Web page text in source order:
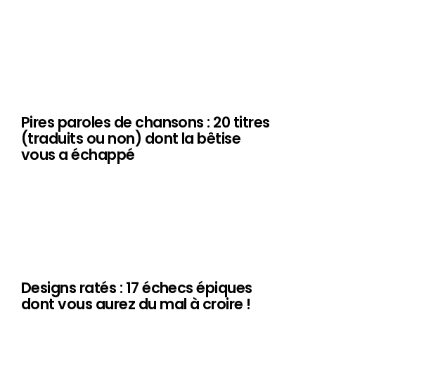
Pires paroles de chansons : 20 titres
(traduits ou non) dont la bêtise
vous a échappé
Designs ratés : 17 échecs épiques
dont vous aurez du mal à croire !